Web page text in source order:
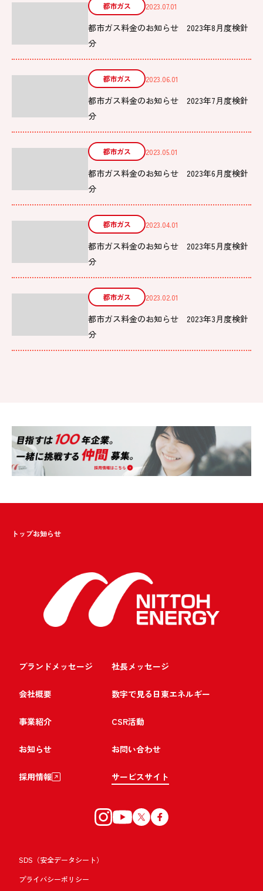
都市ガス 2023.07.01
都市ガス料金のお知らせ 2023年8月度検針
分
都市ガス 2023.06.01
都市ガス料金のお知らせ 2023年7月度検針
分
都市ガス 2023.05.01
都市ガス料金のお知らせ 2023年6月度検針
分
都市ガス 2023.04.01
都市ガス料金のお知らせ 2023年5月度検針
分
都市ガス 2023.02.01
都市ガス料金のお知らせ 2023年3月度検針
分
トップお知らせ
ブランドメッセージ 社長メッセージ
会社概要 数字で見る日東エネルギー
事業紹介 CSR活動
お知らせ お問い合わせ
採用情報 サービスサイト
SDS（安全データシート）
プライバシーポリシー